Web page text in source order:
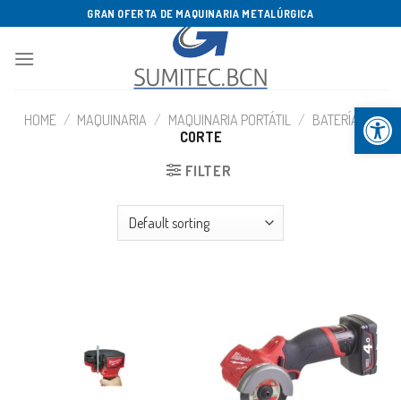
Abrir
al
contenido
GRAN OFERTA DE MAQUINARIA METALÚRGICA
HOME / MAQUINARIA / MAQUINARIA PORTÁTIL / BATERÍA
/
CORTE
FILTER